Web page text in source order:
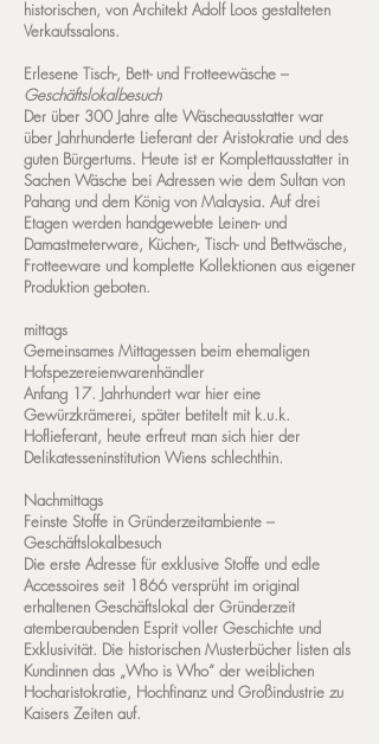
historischen, von Architekt Adolf Loos gestalteten
Verkaufssalons.
Erlesene Tisch-, Bett- und Frotteewäsche –
Geschäftslokalbesuch
Der über 300 Jahre alte Wäscheausstatter war
über Jahrhunderte Lieferant der Aristokratie und des
guten Bürgertums. Heute ist er Komplettausstatter in
Sachen Wäsche bei Adressen wie dem Sultan von
Pahang und dem König von Malaysia. Auf drei
Etagen werden handgewebte Leinen- und
Damastmeterware, Küchen-, Tisch- und Bettwäsche,
Frotteeware und komplette Kollektionen aus eigener
Produktion geboten.
mittags
Gemeinsames Mittagessen beim ehemaligen
Hofspezereienwarenhändler
Anfang 17. Jahrhundert war hier eine
Gewürzkrämerei, später betitelt mit k.u.k.
Hoflieferant, heute erfreut man sich hier der
Delikatesseninstitution Wiens schlechthin.
Nachmittags
Feinste Stoffe in Gründerzeitambiente –
Geschäftslokalbesuch
Die erste Adresse für exklusive Stoffe und edle
Accessoires seit 1866 versprüht im original
erhaltenen Geschäftslokal der Gründerzeit
atemberaubenden Esprit voller Geschichte und
Exklusivität. Die historischen Musterbücher listen als
Kundinnen das „Who is Who“ der weiblichen
Hocharistokratie, Hochfinanz und Großindustrie zu
Kaisers Zeiten auf.